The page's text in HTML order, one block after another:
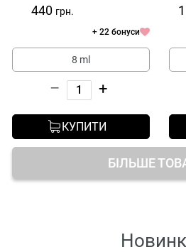
440 грн.
+ 22 бонуси
8 ml
– +
КУПИТИ
БІЛЬШЕ